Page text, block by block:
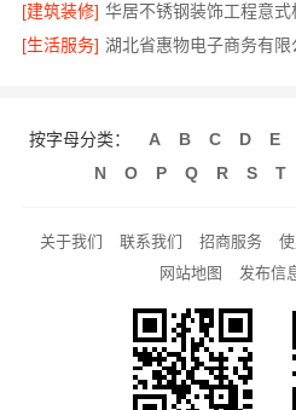
[建筑装修] 华居不锈钢装饰工程意式
[生活服务] 湖北省惠物电子商务有
按字母分类： A B C D E
N
O P Q R S T
关于我们 联系我们 招商服务
网站地图
发布信